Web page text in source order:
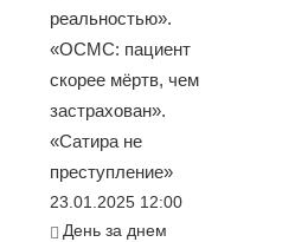
реальностью».
«ОСМС: пациент
скорее мёртв, чем
застрахован».
«Сатира не
преступление»
23.01.2025 12:00
День за днем